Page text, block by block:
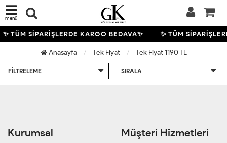
menü
✨ TÜM SİPARİŞLERDE KARGO BEDAVA✨ ✨ TÜM
Anasayfa Tek Fiyat Tek Fiyat 1190 TL
FILTRELEME SIRALA
Kurumsal Müşteri Hizmetleri